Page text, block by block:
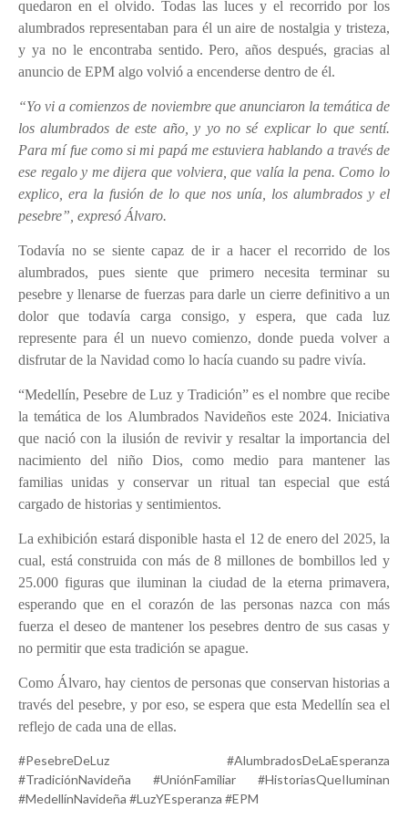
quedaron en el olvido. Todas las luces y el recorrido por los
alumbrados representaban para él un aire de nostalgia y tristeza,
y ya no le encontraba sentido. Pero, años después, gracias al
anuncio de EPM algo volvió a encenderse dentro de él.
“Yo vi a comienzos de noviembre que anunciaron la temática de
los alumbrados de este año, y yo no sé explicar lo que sentí.
Para mí fue como si mi papá me estuviera hablando a través de
ese regalo y me dijera que volviera, que valía la pena. Como lo
explico, era la fusión de lo que nos unía, los alumbrados y el
pesebre”, expresó Álvaro.
Todavía no se siente capaz de ir a hacer el recorrido de los
alumbrados, pues siente que primero necesita terminar su
pesebre y llenarse de fuerzas para darle un cierre definitivo a un
dolor que todavía carga consigo, y espera, que cada luz
represente para él un nuevo comienzo, donde pueda volver a
disfrutar de la Navidad como lo hacía cuando su padre vivía.
“Medellín, Pesebre de Luz y Tradición” es el nombre que recibe
la temática de los Alumbrados Navideños este 2024. Iniciativa
que nació con la ilusión de revivir y resaltar la importancia del
nacimiento del niño Dios, como medio para mantener las
familias unidas y conservar un ritual tan especial que está
cargado de historias y sentimientos.
La exhibición estará disponible hasta el 12 de enero del 2025, la
cual, está construida con más de 8 millones de bombillos led y
25.000 figuras que iluminan la ciudad de la eterna primavera,
esperando que en el corazón de las personas nazca con más
fuerza el deseo de mantener los pesebres dentro de sus casas y
no permitir que esta tradición se apague.
Como Álvaro, hay cientos de personas que conservan historias a
través del pesebre, y por eso, se espera que esta Medellín sea el
reflejo de cada una de ellas.
#PesebreDeLuz #AlumbradosDeLaEsperanza
#TradiciónNavideña #UniónFamiliar #HistoriasQueIluminan
#MedellínNavideña #LuzYEsperanza #EPM